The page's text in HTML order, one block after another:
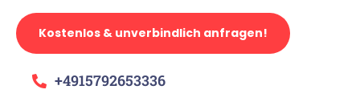
Kostenlos & unverbindlich anfragen!
+4915792653336